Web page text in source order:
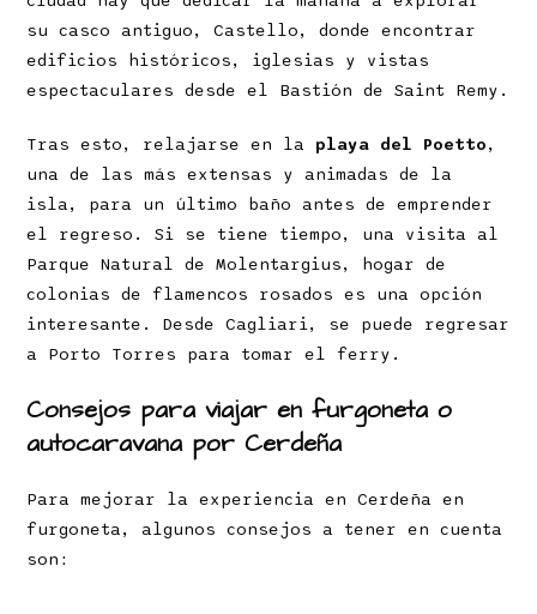
su casco antiguo, Castello, donde encontrar
edificios históricos, iglesias y vistas
espectaculares desde el Bastión de Saint Remy.
Tras esto, relajarse en la playa del Poetto,
una de las más extensas y animadas de la
isla, para un último baño antes de emprender
el regreso. Si se tiene tiempo, una visita al
Parque Natural de Molentargius, hogar de
colonias de flamencos rosados es una opción
interesante. Desde Cagliari, se puede regresar
a Porto Torres para tomar el ferry.
Consejos para viajar en furgoneta o
autocaravana por Cerdeña
Para mejorar la experiencia en Cerdeña en
furgoneta, algunos consejos a tener en cuenta
son: